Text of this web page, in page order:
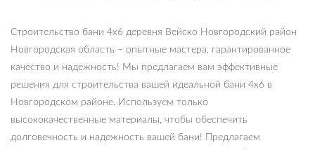
Строительство бани 4х6 деревня Вейско Новгородский район
Новгородская область – опытные мастера, гарантированное
качество и надежность! Мы предлагаем вам эффективные
решения для строительства вашей идеальной бани 4х6 в
Новгородском районе. Используем только
высококачественные материалы, чтобы обеспечить
долговечность и надежность вашей бани! Предлагаем